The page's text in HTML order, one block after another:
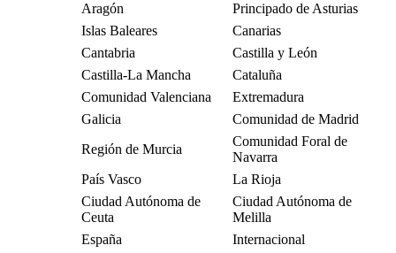
Aragón
Principado de Asturias
Islas Baleares
Canarias
Cantabria
Castilla y León
Castilla-La Mancha
Cataluña
Comunidad Valenciana
Extremadura
Galicia
Comunidad de Madrid
Región de Murcia
Comunidad Foral de
Navarra
País Vasco
La Rioja
Ciudad Autónoma de
Ceuta
Ciudad Autónoma de
Melilla
España
Internacional